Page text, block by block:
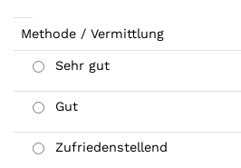
Methode / Vermittlung
Sehr gut
Gut
Zufriedenstellend